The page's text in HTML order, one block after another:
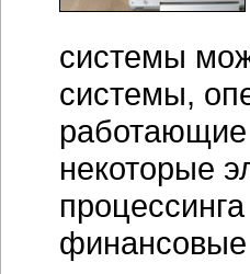
системы
системы,
работающие
некоторые
финансовые